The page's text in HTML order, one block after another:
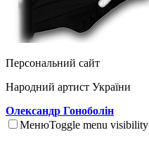
Персональний сайт
Народний артист України
Олександр Гоноболін
МенюToggle menu visibility